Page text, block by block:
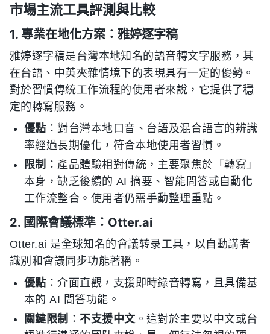
市場主流工具評測與比較
1. 專業在地化方案：雅婷逐字稿
雅婷逐字稿是台灣本地知名的語音轉文字服務，其
在台語、中英夾雜情境下的表現具有一定的優勢。
對於習慣傳統工作流程的使用者來說，它提供了穩
定的轉寫服務。
優點 ：對台灣本地口音、台語及混合語言的辨識
率經過長期優化，符合本地使用者習慣。
限制 ：產品體驗相對傳統，主要聚焦於「轉寫」
本身，缺乏後續的 AI 摘要、智能問答或自動化
工作流整合。使用者仍需手動整理重點。
2. 國際會議標準：Otter.ai
Otter.ai 是全球知名的會議转录工具，以自動講者
識別和會議同步功能著稱。
優點 ：介面直觀，支援即時錄音轉寫，且具備基
本的 AI 問答功能。
關鍵限制 ：不支援中文。這對於主要以中文或台